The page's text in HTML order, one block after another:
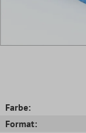
Farbe:
Format: